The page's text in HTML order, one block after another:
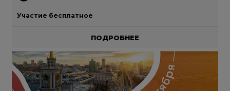
Участие бесплатное
ПОДРОБНЕЕ